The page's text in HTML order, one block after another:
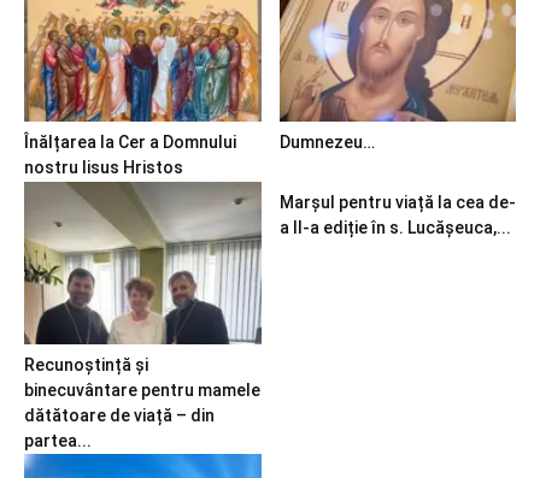
Înălțarea la Cer a Domnului
nostru Iisus Hristos
Dumnezeu…
Recunoștință și
binecuvântare pentru mamele
dătătoare de viață – din
partea...
Marșul pentru viață la cea de-
a II-a ediție în s. Lucășeuca,...